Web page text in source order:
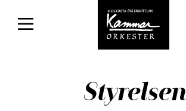
Styrelsen